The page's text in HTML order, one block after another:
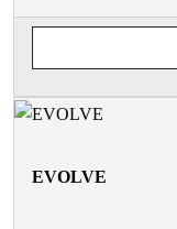
EVOLVE